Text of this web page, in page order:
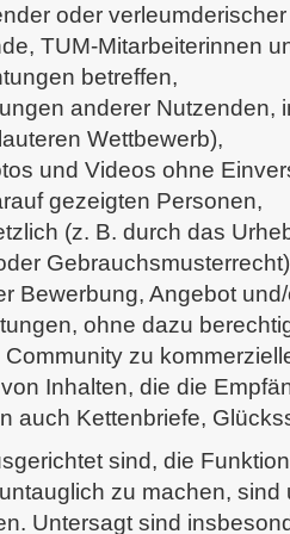
oder
TUM-Mitarbeiterinnen
betreffen,
anderer Nutzenden,
Wettbewerb),
und Videos ohne
gezeigten Personen,
(z. B. durch das
Bewerbung, Angebot
ohne dazu
zu
Inhalten, die die
auch Kettenbriefe,
sind, die
zu machen,
Untersagt sind